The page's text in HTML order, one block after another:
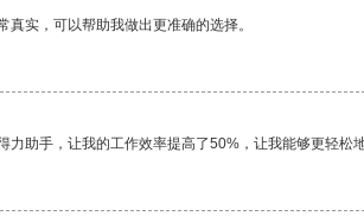
真实，可以帮助我做出更准确的选择。
力助手，让我的工作效率提高了50%，让我能够更轻松